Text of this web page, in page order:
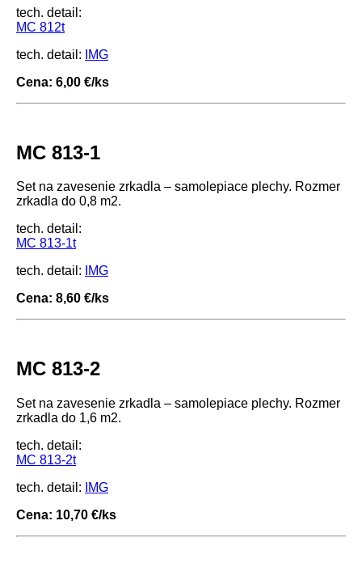
tech. detail:
MC 812t
tech. detail:
IMG
Cena: 6,00 €/ks
MC 813-1
Set na zavesenie zrkadla – samolepiace plechy. Rozmer
zrkadla do 0,8 m2.
tech. detail:
MC 813-1t
tech. detail:
IMG
Cena: 8,60 €/ks
MC 813-2
Set na zavesenie zrkadla – samolepiace plechy. Rozmer
zrkadla do 1,6 m2.
tech. detail:
MC 813-2t
tech. detail:
IMG
Cena: 10,70 €/ks